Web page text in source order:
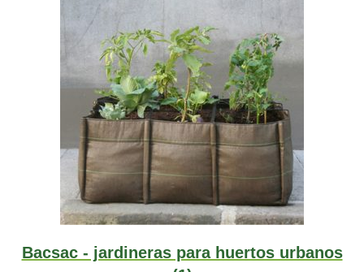
Bacsac - jardineras para huertos urbanos